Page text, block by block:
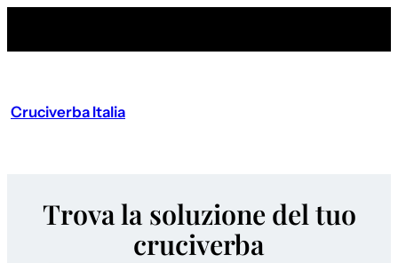
Cruciverba Italia
Trova la soluzione del tuo
cruciverba